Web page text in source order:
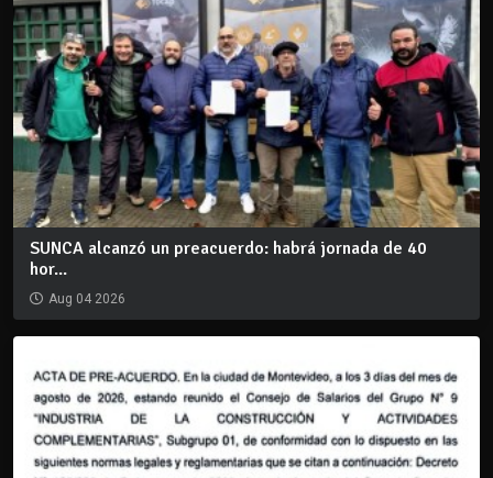
SUNCA alcanzó un preacuerdo: habrá jornada de 40
hor...
Aug 04 2026